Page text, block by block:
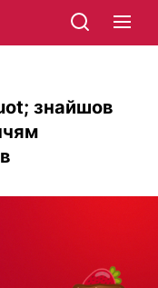
знайшов